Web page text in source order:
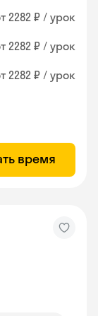
2282 ₽ / урок
2282 ₽ / урок
2282 ₽ / урок
время